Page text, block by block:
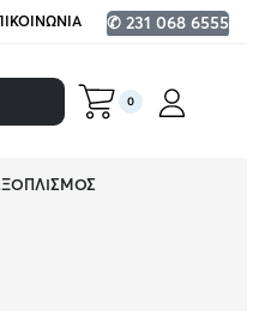
✆ 231 068 6555
0